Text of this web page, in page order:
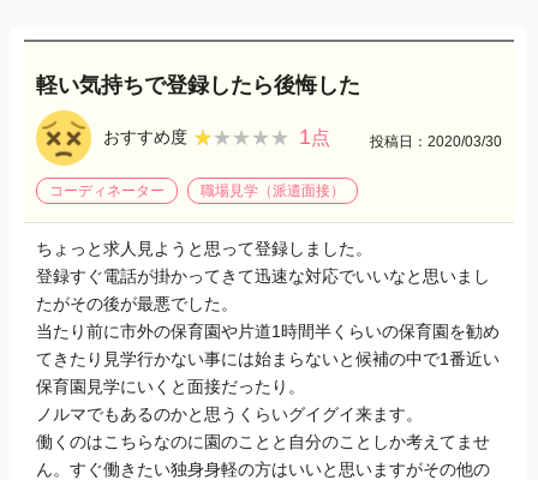
軽い気持ちで登録したら後悔した
おすすめ度 ★★★★★
★★★★★ 1点 投稿日：2020/03/30
コーディネーター 職場見学（派遣面接）
ちょっと求人見ようと思って登録しました。
登録すぐ電話が掛かってきて迅速な対応でいいなと思いまし
たがその後が最悪でした。
当たり前に市外の保育園や片道1時間半くらいの保育園を勧め
てきたり見学行かない事には始まらないと候補の中で1番近い
保育園見学にいくと面接だったり。
ノルマでもあるのかと思うくらいグイグイ来ます。
働くのはこちらなのに園のことと自分のことしか考えてませ
ん。すぐ働きたい独身身軽の方はいいと思いますがその他の